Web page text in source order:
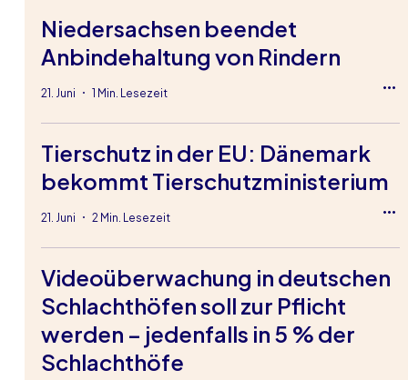
Niedersachsen beendet
Anbindehaltung von Rindern
21. Juni 1 Min. Lesezeit
Tierschutz in der EU: Dänemark
bekommt Tierschutzministerium
21. Juni 2 Min. Lesezeit
Videoüberwachung in deutschen
Schlachthöfen soll zur Pflicht
werden – jedenfalls in 5 % der
Schlachthöfe